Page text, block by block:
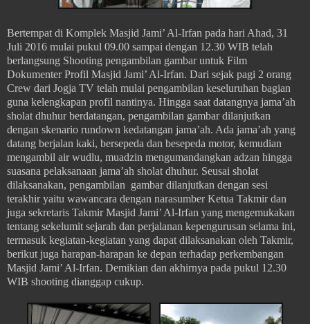
Bertempat di Komplek Masjid Jami’ Al-Irfan pada hari Ahad, 31
Juli 2016 mulai pukul 09.00 sampai dengan 12.30 WIB telah
berlangsung Shooting pengambilan gambar untuk Film
Dokumenter Profil Masjid Jami’ Al-Irfan. Dari sejak pagi 2 orang
Crew dari Jogja TV telah mulai pengambilan keseluruhan bagian
guna kelengkapan profil nantinya. Hingga saat datangnya jama’ah
sholat dhuhur berdatangan, pengambilan gambar dilanjutkan
dengan skenario rundown kedatangan jama’ah. Ada jama’ah yang
datang berjalan kaki, bersepeda dan besepeda motor, kemudian
mengambil air wudlu, muadzin mengumandangkan adzan hingga
suasana pelaksanaan jama’ah sholat dhuhur. Seusai sholat
dilaksanakan, pengambilan gambar dilanjutkan dengan sesi
terakhir yaitu wawancara dengan narasumber Ketua Takmir dan
juga sekretaris Takmir Masjid Jami’ Al-Irfan yang mengemukakan
tentang sekelumit sejarah dan perjalanan kepengurusan selama ini,
termasuk kegiatan-kegiatan yang dapat dilaksanakan oleh Takmir,
berikut juga harapan-harapan ke depan terhadap perkembangan
Masjid Jami’ Al-Irfan. Demikian dan akhirnya pada pukul 12.30
WIB shooting dianggap cukup.